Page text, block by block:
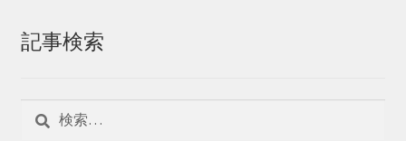
記事検索